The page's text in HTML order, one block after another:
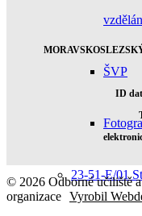
ŠVP
23-51-E/01
ID
© 2026 Odborné učiliště
organizace Vyrobil